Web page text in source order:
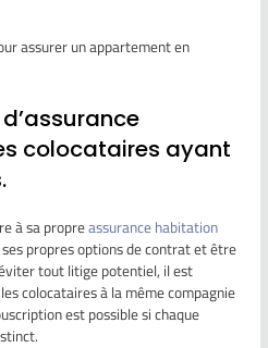
assurer un appartement en
colocataires ayant
à sa propreassurance habitation
propres options de contrat et être
tout litige potentiel, il est
colocataires à la même compagnie
est possible si chaque